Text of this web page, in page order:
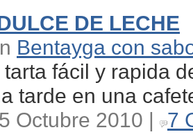
DE LECHE
Bentayga con
fácil y rapida
tarde en una
Octubre 2010 |
7